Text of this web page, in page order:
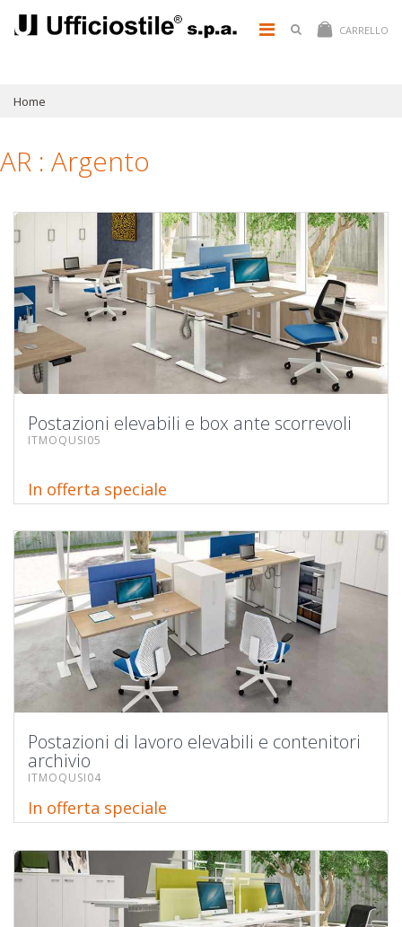
CARRELLO
Home
AR : Argento
Postazioni elevabili e box ante scorrevoli
ITMOQUSI05
In offerta speciale
Postazioni di lavoro elevabili e contenitori
archivio
ITMOQUSI04
In offerta speciale